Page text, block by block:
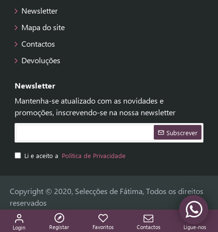
Newsletter
Mapa do site
Contactos
Devoluções
Newsletter
Mantenha-se atualizado com as novidades e
promoções, inscrevendo-se na nossa newsletter
Subscrever
Li e aceito a Política de Privacidade
Copyright © 2020, Selecções de Fátima, Todos os direitos
reservados
Login Registar Favoritos Contactos Ligue-nos